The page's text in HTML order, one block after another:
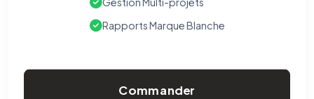
Rapports Marque Blanche
Commander